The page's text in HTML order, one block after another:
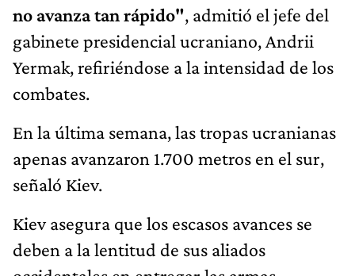
no avanza tan rápido", admitió el jefe del
gabinete presidencial ucraniano, Andrii
Yermak, refiriéndose a la intensidad de los
combates.
En la última semana, las tropas ucranianas
apenas avanzaron 1.700 metros en el sur,
señaló Kiev.
Kiev asegura que los escasos avances se
deben a la lentitud de sus aliados